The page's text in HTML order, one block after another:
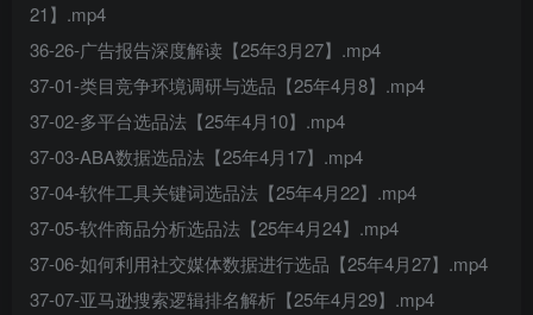
21】.mp4
36-26-广告报告深度解读【25年3月27】.mp4
37-01-类目竞争环境调研与选品【25年4月8】.mp4
37-02-多平台选品法【25年4月10】.mp4
37-03-ABA数据选品法【25年4月17】.mp4
37-04-软件工具关键词选品法【25年4月22】.mp4
37-05-软件商品分析选品法【25年4月24】.mp4
37-06-如何利用社交媒体数据进行选品【25年4月27】.mp4
37-07-亚马逊搜索逻辑排名解析【25年4月29】.mp4